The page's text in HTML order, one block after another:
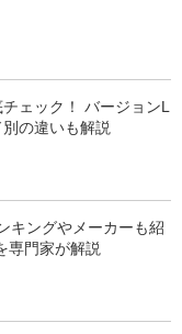
ェック！ バージョンL
の違いも解説
キングやメーカーも紹
専門家が解説